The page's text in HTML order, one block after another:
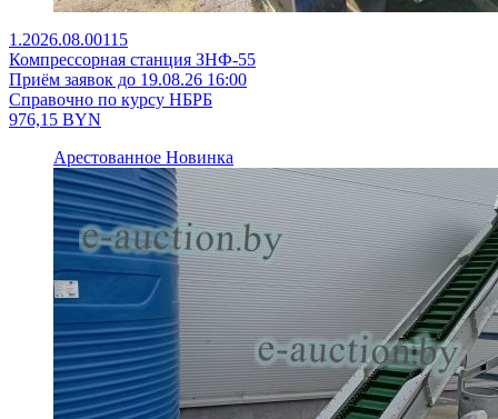
1.2026.08.00115
Компрессорная станция ЗНФ-55
Приём заявок до 19.08.26 16:00
Справочно по курсу НБРБ
976,15 BYN
Арестованное Новинка